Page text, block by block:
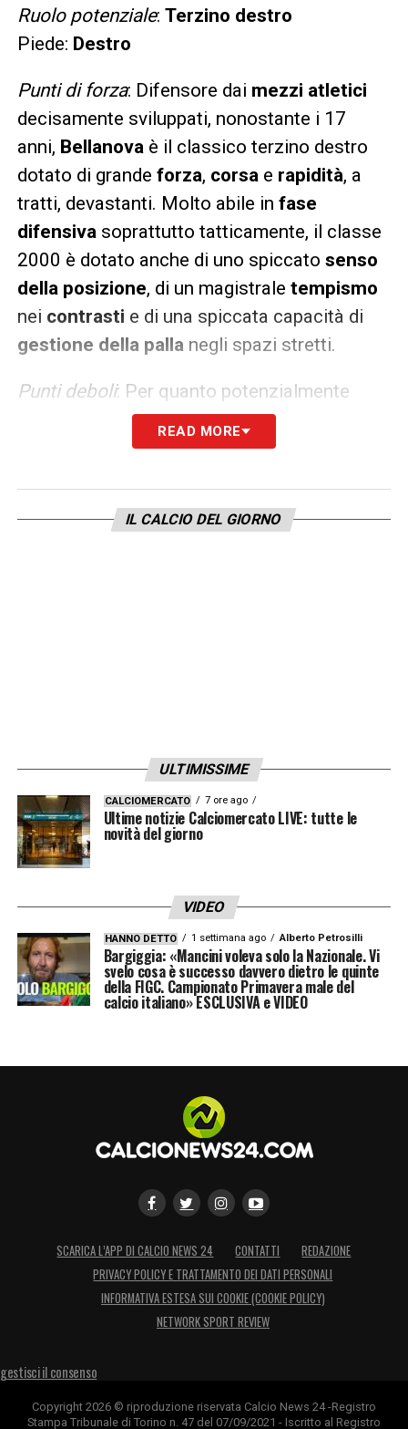
Ruolo potenziale: Terzino destro
Piede: Destro
Punti di forza: Difensore dai mezzi atletici
decisamente sviluppati, nonostante i 17
anni, Bellanovaè il classico terzino destro
dotato di grande forza, corsae rapidità, a
tratti, devastanti. Molto abile in fase
difensiva soprattutto tatticamente, il classe
2000 è dotato anche di uno spiccato senso
della posizione, di un magistrale tempismo
nei contrasti e di una spiccata capacità di
gestione della pallanegli spazi stretti.
Punti deboli: Per quanto potenzialmente
Raul Bellanovapecca ancora
leggermente nellatecnica di base
in fase offensiva, in particolare nei cross.
Ancora un po’ timido epoco propositivo
tradizione, è sempre stata tatticamente una
manna per i difensori; l’attenzione affidata
alla fase arretrata è sempre stata
considerata, infatti, un fiore all’occhiello e di
vanto del nostro panorama calcistico. La
possibilità di crescere in una squadra come il
Milan– con l’opzione, plausibile, anche di un
prestito in un club minore – rappresenta,
dunque, la miglior prospettiva possibile per
scatto, la capacità di dribbling negli spazi
stretti, l’ottimo controllo di palla e la
del Mondo 2006: Gianluca Zambrotta
come il comasco ha contribuito agli ultimi
anni ricchi di soddisfazioni delMilan(in
particolare, con la vittoria delloScudetto
nella stagione2010/2011), anche
ha l’occasione di scrivere
pagine importanti della società ora in mano
READ MORE
IL CALCIO DEL GIORNO
ULTIMISSIME
CALCIOMERCATO 7 ore ago
Ultime notizie Calciomercato LIVE: tutte le
novità del giorno
VIDEO
HANNO DETTO 1 settimana ago Alberto Petrosilli
Bargiggia: «Mancini voleva solo la Nazionale. Vi
svelo cosa è successo davvero dietro le quinte
della FIGC. Campionato Primavera male del
calcio italiano» ESCLUSIVA e VIDEO
SCARICA L’APP DI CALCIO NEWS 24 CONTATTI
REDAZIONE
PRIVACY POLICY E TRATTAMENTO DEI DATI PERSONALI
INFORMATIVA ESTESA SUI COOKIE (COOKIE POLICY)
NETWORK SPORT REVIEW
gestisci il consenso
Copyright 2026 © riproduzione riservata Calcio News 24 -Registro
Stampa Tribunale di Torino n. 47 del 07/09/2021 - Iscritto al Registro